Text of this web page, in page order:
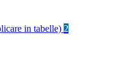
in tabelle) 2